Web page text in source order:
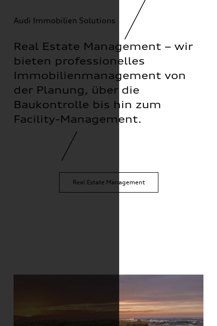
Audi Immobilien Solutions
Real Estate Management – wir
bieten professionelles
Immobilienmanagement von
der Planung, über die
Baukontrolle bis hin zum
Facility-Management.
Real Estate Management